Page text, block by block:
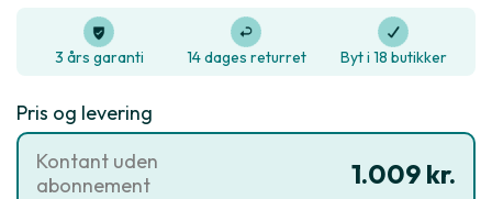
3 års garanti 14 dages returret Byt i 18 butikker
Pris og levering
1.009 kr.
Kontant uden
abonnement